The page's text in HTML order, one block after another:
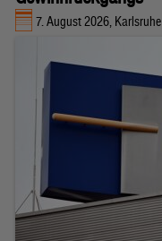
7. August 2026, Karlsruhe